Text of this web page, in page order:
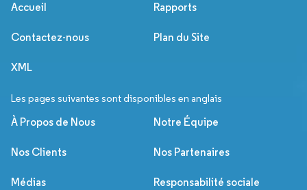
Accueil Rapports
Contactez-nous Plan du Site
XML
Les pages suivantes sont disponibles en anglais
À Propos de Nous Notre Équipe
Nos Clients Nos Partenaires
Médias Responsabilité sociale